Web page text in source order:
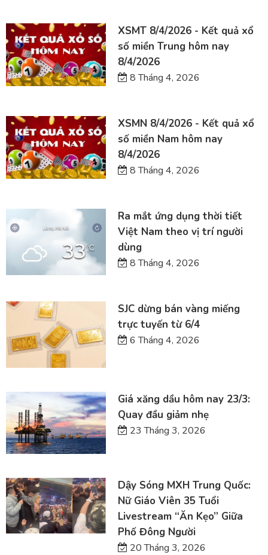
XSMT 8/4/2026 - Kết quả xổ
số miền Trung hôm nay
8/4/2026
8 Tháng 4, 2026
XSMN 8/4/2026 - Kết quả xổ
số miền Nam hôm nay
8/4/2026
8 Tháng 4, 2026
Ra mắt ứng dụng thời tiết
Việt Nam theo vị trí người
dùng
8 Tháng 4, 2026
SJC dừng bán vàng miếng
trực tuyến từ 6/4
6 Tháng 4, 2026
Giá xăng dầu hôm nay 23/3:
Quay đầu giảm nhẹ
23 Tháng 3, 2026
Dậy Sóng MXH Trung Quốc:
Nữ Giáo Viên 35 Tuổi
Livestream “Ăn Kẹo” Giữa
Phố Đông Người
20 Tháng 3, 2026